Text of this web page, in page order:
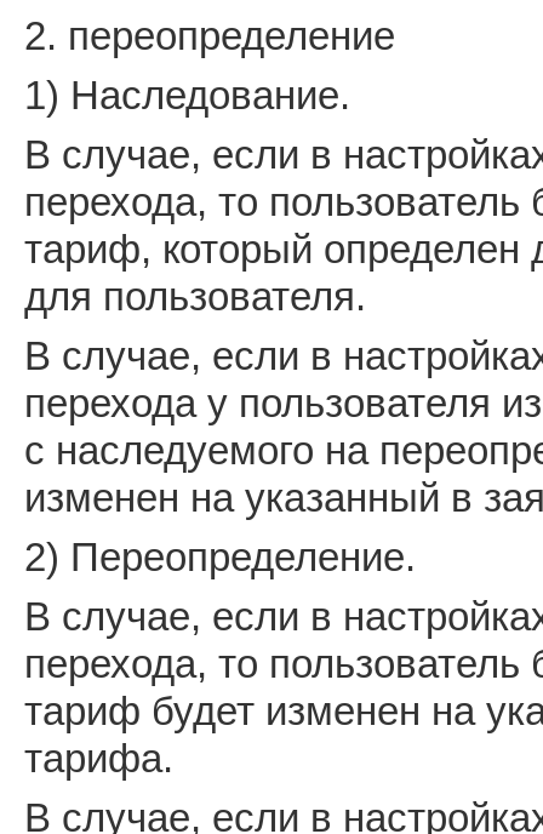
2. переопределение
1) Наследование.
В случае, если в
перехода, то
тариф, который определен
для пользователя.
В случае, если в
перехода у пользователя
с наследуемого на
изменен на указанный в
2) Переопределение.
В случае, если в
перехода, то
тариф будет изменен на
тарифа.
В случае, если в